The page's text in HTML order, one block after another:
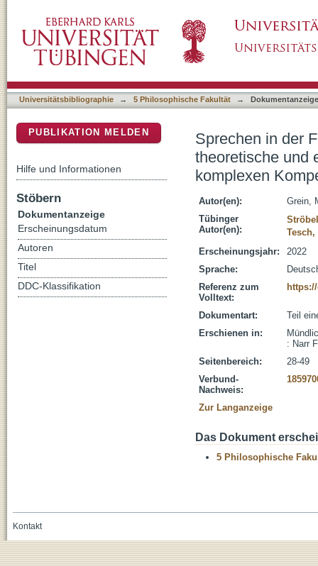
Ansätze zur Rekonstruktion einer
Universitätsbibliographie → 5 Philosophische Fakultät → Dokumentanzeige
Sprechen in der
theoretische und
komplexen
Autor(en):
Grein,
Tübinger
Autor(en):
Tesch,
Erscheinungsjahr:
2022
Sprache:
Referenz zum
Volltext:
Dokumentart:
Teil
Erschienen in:
: Narr
Seitenbereich:
28-49
Verbund-
Nachweis:
Zur Langanzeige
Das Dokument
5 Philosophische
PUBLIKATION MELDEN
Hilfe und Informationen
Stöbern
Dokumentanzeige
Erscheinungsdatum
Autoren
Titel
DDC-Klassifikation
Kontakt